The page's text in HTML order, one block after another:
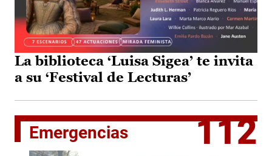
La biblioteca ‘Luisa Sigea’ te invita
a su ‘Festival de Lecturas’
Emergencias 112